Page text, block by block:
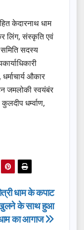
केदारनाथ धाम
लिंग, संस्कृति एवं
सदस्य
औकार
जमलोकी स्वयंबंर
धर्म्वाण,
धाम के कपाट
के साथ हुआ
का आगाज